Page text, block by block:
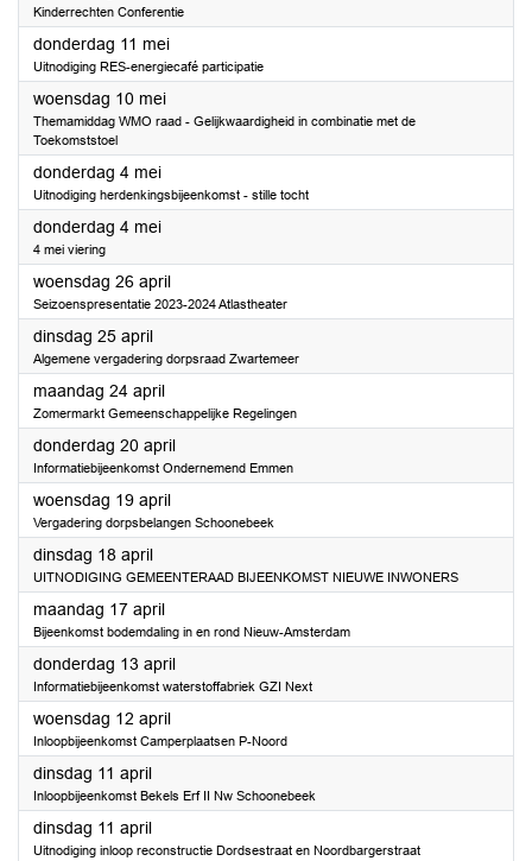
Kinderrechten Conferentie
donderdag 11 mei2023
Uitnodiging RES-energiecafé participatie
woensdag 10 mei2023
Themamiddag WMO raad - Gelijkwaardigheid in combinatie met de
Toekomststoel
donderdag 4 mei2023
Uitnodiging herdenkingsbijeenkomst - stille tocht
donderdag 4 mei2023
4 mei viering
woensdag 26 april2023
Seizoenspresentatie 2023-2024 Atlastheater
dinsdag 25 april2023
Algemene vergadering dorpsraad Zwartemeer
maandag 24 april2023
Zomermarkt Gemeenschappelijke Regelingen
donderdag 20 april2023
Informatiebijeenkomst Ondernemend Emmen
woensdag 19 april2023
Vergadering dorpsbelangen Schoonebeek
dinsdag 18 april2023
UITNODIGING GEMEENTERAAD BIJEENKOMST NIEUWE INWONERS
maandag 17 april2023
Bijeenkomst bodemdaling in en rond Nieuw-Amsterdam
donderdag 13 april2023
Informatiebijeenkomst waterstoffabriek GZI Next
woensdag 12 april2023
Inloopbijeenkomst Camperplaatsen P-Noord
dinsdag 11 april2023
Inloopbijeenkomst Bekels Erf II Nw Schoonebeek
dinsdag 11 april2023
Uitnodiging inloop reconstructie Dordsestraat en Noordbargerstraat